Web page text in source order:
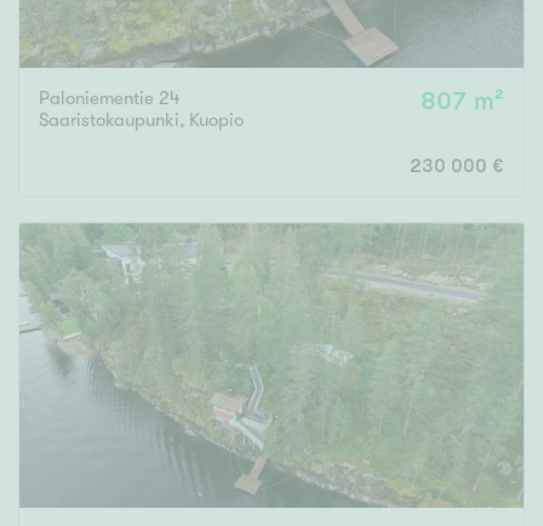
Paloniementie 24
Saaristokaupunki, Kuopio
807 m²
230 000 €